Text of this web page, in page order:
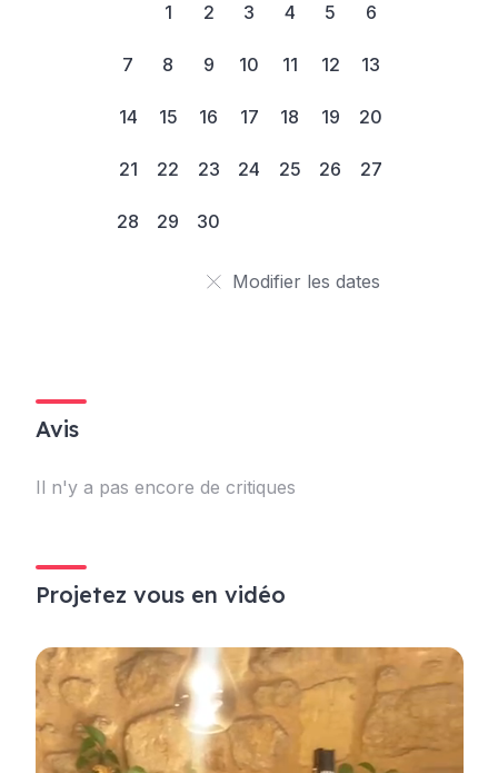
1 2 3 4 5 6
7 8 9 10 11 12 13
14 15 16 17 18 19 20
21 22 23 24 25 26 27
28 29 30
Modifier les dates
Avis
Il n'y a pas encore de critiques
Projetez vous en vidéo